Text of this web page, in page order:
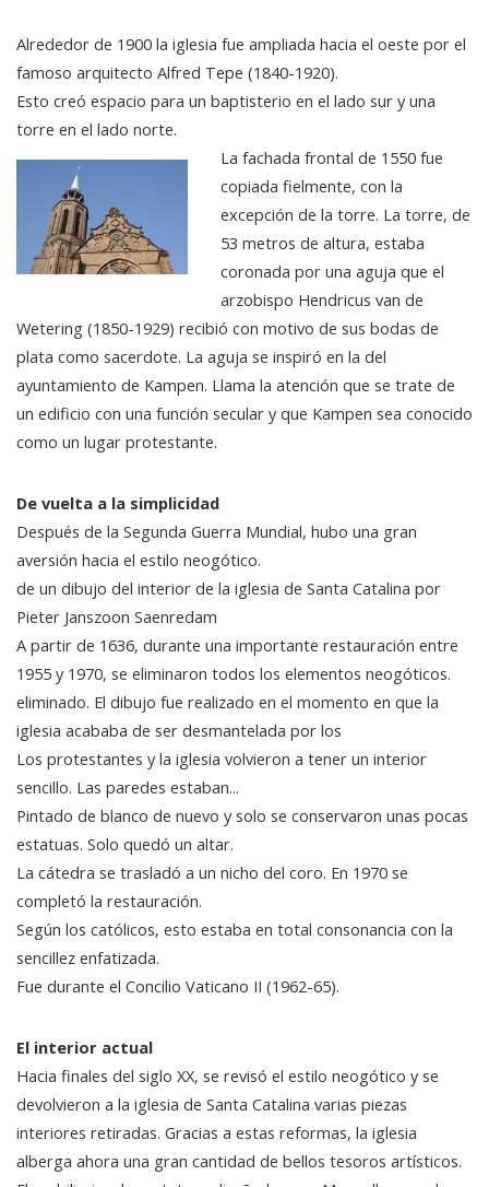
Alrededor de 1900 la iglesia fue ampliada hacia el oeste por el
famoso arquitecto Alfred Tepe (1840-1920).
Esto creó espacio para un baptisterio en el lado sur y una
torre en el lado norte.
La fachada frontal de 1550 fue
copiada fielmente, con la
excepción de la torre. La torre, de
53 metros de altura, estaba
coronada por una aguja que el
arzobispo Hendricus van de
Wetering (1850-1929) recibió con motivo de sus bodas de
plata como sacerdote. La aguja se inspiró en la del
ayuntamiento de Kampen. Llama la atención que se trate de
un edificio con una función secular y que Kampen sea conocido
como un lugar protestante.
De vuelta a la simplicidad
Después de la Segunda Guerra Mundial, hubo una gran
aversión hacia el estilo neogótico.
de un dibujo del interior de la iglesia de Santa Catalina por
Pieter Janszoon Saenredam
A partir de 1636, durante una importante restauración entre
1955 y 1970, se eliminaron todos los elementos neogóticos.
eliminado. El dibujo fue realizado en el momento en que la
iglesia acababa de ser desmantelada por los
Los protestantes y la iglesia volvieron a tener un interior
sencillo. Las paredes estaban...
Pintado de blanco de nuevo y solo se conservaron unas pocas
estatuas. Solo quedó un altar.
La cátedra se trasladó a un nicho del coro. En 1970 se
completó la restauración.
Según los católicos, esto estaba en total consonancia con la
sencillez enfatizada.
Fue durante el Concilio Vaticano II (1962-65).
El interior actual
Hacia finales del siglo XX, se revisó el estilo neogótico y se
devolvieron a la iglesia de Santa Catalina varias piezas
interiores retiradas. Gracias a estas reformas, la iglesia
alberga ahora una gran cantidad de bellos tesoros artísticos.